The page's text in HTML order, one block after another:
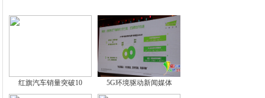
红旗汽车销量突破10 5G环境驱动新闻媒体